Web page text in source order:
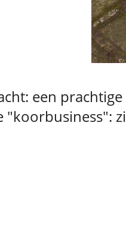
een
"koorbusiness":